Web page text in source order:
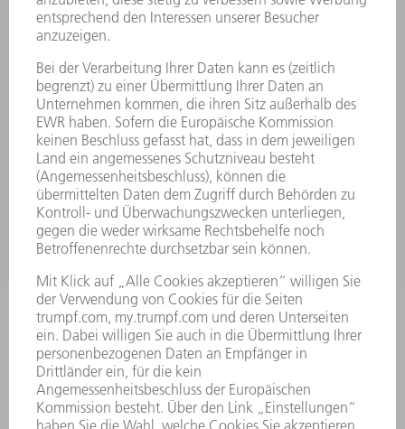
PRODUKTE
MASCHINEN & SYSTEME
LEISTUNGSELEKTRONIK
ELEKTROWERKZEUGE
SMART FACTORY
SOFTWARE
SERVICES
ANWENDUNGEN
BRANCHEN
UNTERNEHMEN
KARRIERE
STELLENANGEBOTE
UNTERNEHMENSPROFIL
GESCHÄFTSBERICHT
UNTERNEHMENSGRUNDSÄTZE
COMPLIANCE
HINWEISGEBERSYSTEM
SECURITY
PRESSEMITTEILUNGEN
MAGAZINE
LIEFERANTEN
NACHHALTIGKEIT